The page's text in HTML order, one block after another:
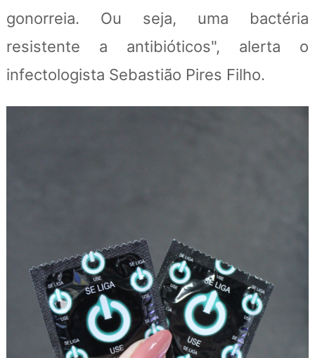
gonorreia. Ou seja, uma bactéria
resistente a antibióticos", alerta o
infectologista Sebastião Pires Filho.